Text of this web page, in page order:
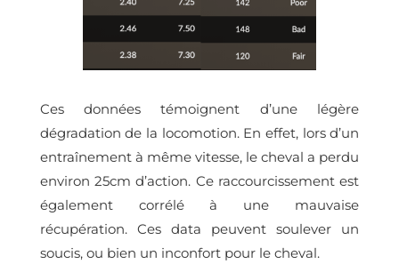
Ces données témoignent d’une légère
dégradation de la locomotion. En effet, lors d’un
entraînement à même vitesse, le cheval a perdu
environ 25cm d’action. Ce raccourcissement est
également corrélé à une mauvaise
récupération. Ces data peuvent soulever un
soucis, ou bien un inconfort pour le cheval.